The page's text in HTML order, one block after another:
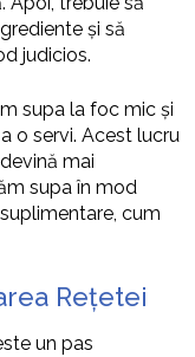
și să
judicios.
supa la foc mic și
o servi. Acest lucru
mai
supa în mod
cum
Rețetei
un pas